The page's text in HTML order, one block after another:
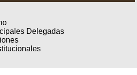
Delegadas